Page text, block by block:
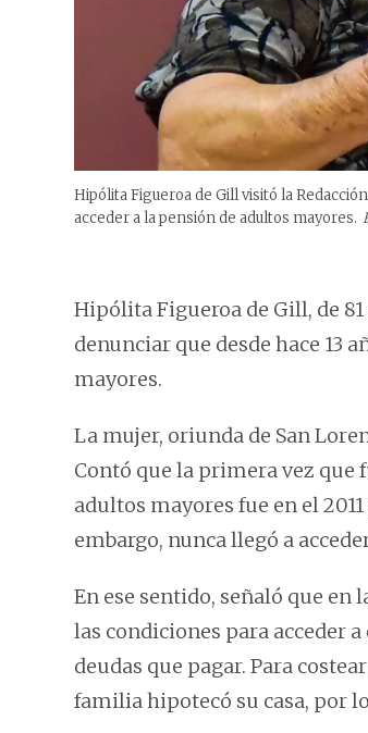
Hipólita Figueroa de Gill visitó la
acceder a la pensión de adultos mayores.
Hipólita Figueroa de Gill, de
denunciar que desde hace 13
mayores.
La mujer, oriunda de San
Contó que la primera vez que
adultos mayores fue en el
embargo, nunca llegó a
En ese sentido, señaló que
las condiciones para acceder
deudas que pagar. Para
familia hipotecó su casa, por